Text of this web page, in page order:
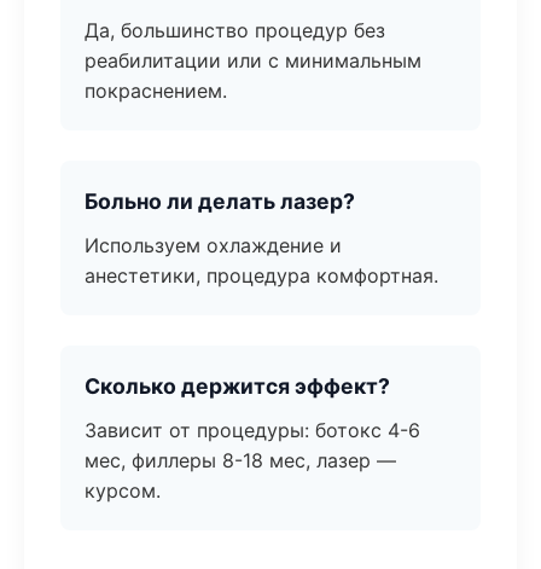
Да, большинство процедур без
реабилитации или с минимальным
покраснением.
Больно ли делать лазер?
Используем охлаждение и
анестетики, процедура комфортная.
Сколько держится эффект?
Зависит от процедуры: ботокс 4-6
мес, филлеры 8-18 мес, лазер —
курсом.